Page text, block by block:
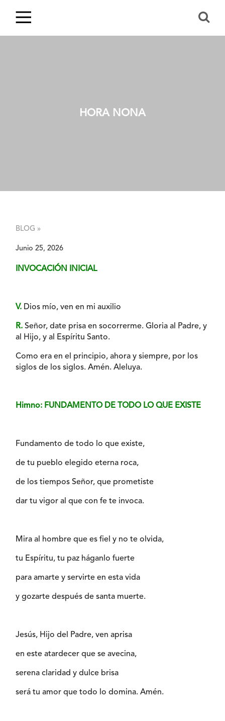
HORA NONA
BLOG »
Junio 25, 2026
INVOCACIÓN INICIAL
V. Dios mío, ven en mi auxilio
R. Señor, date prisa en socorrerme. Gloria al Padre, y
al Hijo, y al Espíritu Santo.
Como era en el principio, ahora y siempre, por los
siglos de los siglos. Amén. Aleluya.
Himno: FUNDAMENTO DE TODO LO QUE EXISTE
Fundamento de todo lo que existe,
de tu pueblo elegido eterna roca,
de los tiempos Señor, que prometiste
dar tu vigor al que con fe te invoca.
Mira al hombre que es fiel y no te olvida,
tu Espíritu, tu paz háganlo fuerte
para amarte y servirte en esta vida
y gozarte después de santa muerte.
Jesús, Hijo del Padre, ven aprisa
en este atardecer que se avecina,
serena claridad y dulce brisa
será tu amor que todo lo domina. Amén.